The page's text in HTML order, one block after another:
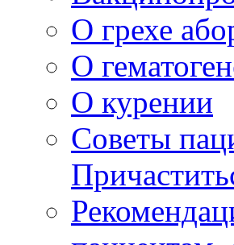
О грехе
О
О курении
Советы